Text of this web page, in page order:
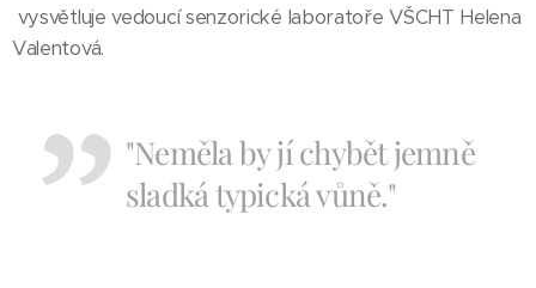
vysvětluje vedoucí senzorické laboratoře VŠCHT Helena
Valentová.
"Neměla by jí chybět jemně
sladká typická vůně."